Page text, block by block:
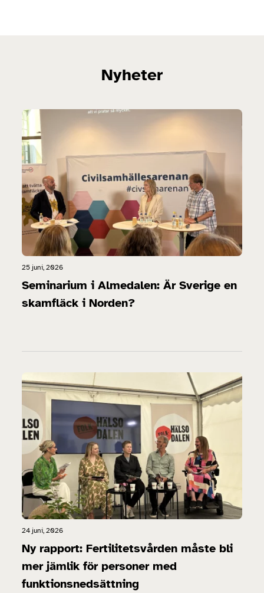
Nyheter
25 juni, 2026
Seminarium i Almedalen: Är Sverige en
skamfläck i Norden?
24 juni, 2026
Ny rapport: Fertilitetsvården måste bli
mer jämlik för personer med
funktionsnedsättning